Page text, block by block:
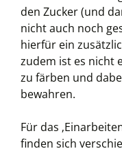
den Zucker (und
nicht auch noch
hierfür ein
zudem ist es nicht
zu färben und
bewahren.
Für das
finden sich